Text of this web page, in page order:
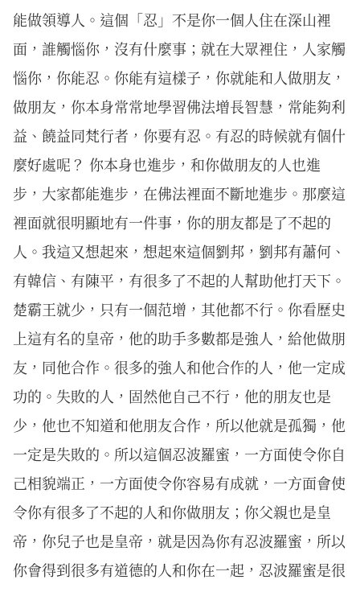
能做領導人。這個「忍」不是你一個人住在深山裡
面，誰觸惱你，沒有什麼事；就在大眾裡住，人家觸
惱你，你能忍。你能有這樣子，你就能和人做朋友，
做朋友，你本身常常地學習佛法增長智慧，常能夠利
益、饒益同梵行者，你要有忍。有忍的時候就有個什
麼好處呢？ 你本身也進步，和你做朋友的人也進
步，大家都能進步，在佛法裡面不斷地進步。那麼這
裡面就很明顯地有一件事，你的朋友都是了不起的
人。我這又想起來，想起來這個劉邦，劉邦有蕭何、
有韓信、有陳平，有很多了不起的人幫助他打天下。
楚霸王就少，只有一個范增，其他都不行。你看歷史
上這有名的皇帝，他的助手多數都是強人，給他做朋
友，同他合作。很多的強人和他合作的人，他一定成
功的。失敗的人，固然他自己不行，他的朋友也是
少，他也不知道和他朋友合作，所以他就是孤獨，他
一定是失敗的。所以這個忍波羅蜜，一方面使令你自
己相貌端正，一方面使令你容易有成就，一方面會使
令你有很多了不起的人和你做朋友；你父親也是皇
帝，你兒子也是皇帝，就是因為你有忍波羅蜜，所以
你會得到很多有道德的人和你在一起，忍波羅蜜是很